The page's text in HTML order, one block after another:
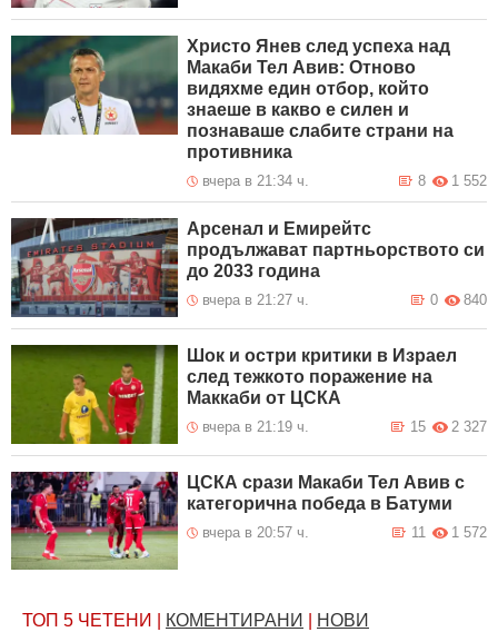
Христо Янев след успеха над
Макаби Тел Авив: Отново
видяхме един отбор, който
знаеше в какво е силен и
познаваше слабите страни на
противника
вчера в 21:34 ч. 1 552
8
Арсенал и Емирейтс
продължават партньорството си
до 2033 година
вчера в 21:27 ч. 840
0
Шок и остри критики в Израел
след тежкото поражение на
Маккаби от ЦСКА
вчера в 21:19 ч. 2 327
15
ЦСКА срази Макаби Тел Авив с
категорична победа в Батуми
вчера в 20:57 ч. 1 572
11
ТОП 5 ЧЕТЕНИ КОМЕНТИРАНИ НОВИ